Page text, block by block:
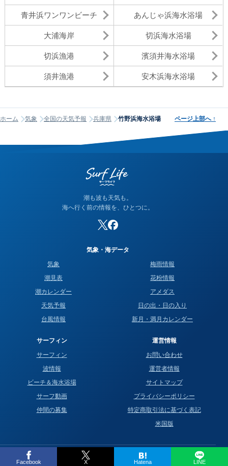
青井浜ワンワンビーチ あんじゃ浜海水浴場
大浦海岸 切浜海水浴場
切浜漁港 濱須井海水浴場
須井漁港 安木浜海水浴場
Facebook X Hatena LINE
ホーム 気象 全国の天気予報 兵庫県 竹野浜海水浴場 ページ上部へ ↑
潮も波も天気も。
海へ行く前の情報を、ひとつに。
気象・海データ
気象
潮見表
潮カレンダー
天気予報
台風情報
梅雨情報
花粉情報
アメダス
日の出・日の入り
新月・満月カレンダー
サーフィン
サーフィン
波情報
ビーチ＆海水浴場
サーフ動画
仲間の募集
運営情報
お問い合わせ
運営者情報
サイトマップ
プライバシーポリシー
特定商取引法に基づく表記
米国版
© 2016–2026 Surf life.blue All Rights Reserved.